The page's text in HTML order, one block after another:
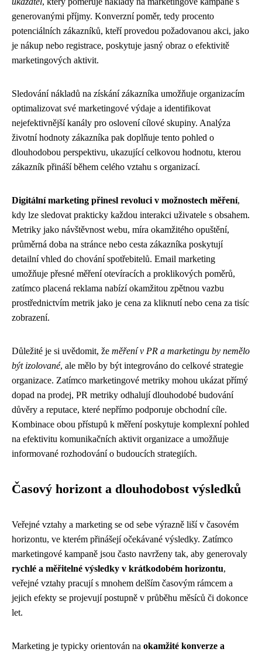
generovanými příjmy. Konverzní poměr, tedy procento
potenciálních zákazníků, kteří provedou požadovanou akci, jako
je nákup nebo registrace, poskytuje jasný obraz o efektivitě
marketingových aktivit.
Sledování nákladů na získání zákazníka umožňuje organizacím
optimalizovat své marketingové výdaje a identifikovat
nejefektivnější kanály pro oslovení cílové skupiny. Analýza
životní hodnoty zákazníka pak doplňuje tento pohled o
dlouhodobou perspektivu, ukazující celkovou hodnotu, kterou
zákazník přináší během celého vztahu s organizací.
Digitální marketing přinesl revoluci v možnostech měření,
kdy lze sledovat prakticky každou interakci uživatele s obsahem.
Metriky jako návštěvnost webu, míra okamžitého opuštění,
průměrná doba na stránce nebo cesta zákazníka poskytují
detailní vhled do chování spotřebitelů. Email marketing
umožňuje přesné měření otevíracích a proklikových poměrů,
zatímco placená reklama nabízí okamžitou zpětnou vazbu
prostřednictvím metrik jako je cena za kliknutí nebo cena za tisíc
zobrazení.
Důležité je si uvědomit, že měření v PR a marketingu by nemělo
být izolované, ale mělo by být integrováno do celkové strategie
organizace. Zatímco marketingové metriky mohou ukázat přímý
dopad na prodej, PR metriky odhalují dlouhodobé budování
důvěry a reputace, které nepřímo podporuje obchodní cíle.
Kombinace obou přístupů k měření poskytuje komplexní pohled
na efektivitu komunikačních aktivit organizace a umožňuje
informované rozhodování o budoucích strategiích.
Časový horizont a dlouhodobost výsledků
Veřejné vztahy a marketing se od sebe výrazně liší v časovém
horizontu, ve kterém přinášejí očekávané výsledky. Zatímco
marketingové kampaně jsou často navrženy tak, aby generovaly
rychlé a měřitelné výsledky v krátkodobém horizontu,
veřejné vztahy pracují s mnohem delším časovým rámcem a
jejich efekty se projevují postupně v průběhu měsíců či dokonce
let.
Marketing je typicky orientován na okamžité konverze a